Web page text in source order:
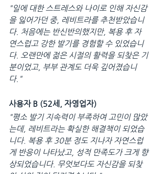
"일에 대한 스트레스와 나이로 인해 자신감
을 잃어가던 중, 레비트라를 추천받았습니
다. 처음에는 반신반의했지만, 복용 후 자
연스럽고 강한 발기를 경험할 수 있었습니
다. 오랜만에 젊은 시절의 활력을 되찾은 기
분이었고, 부부 관계도 더욱 깊어졌습니
다."
사용자 B (52세, 자영업자)
"평소 발기 지속력이 부족하여 고민이 많았
는데, 레비트라는 확실한 해결책이 되었습
니다. 복용 후 30분 정도 지나자 자연스럽
게 반응이 나타났고, 성적 만족도가 크게 향
상되었습니다. 무엇보다도 자신감을 되찾